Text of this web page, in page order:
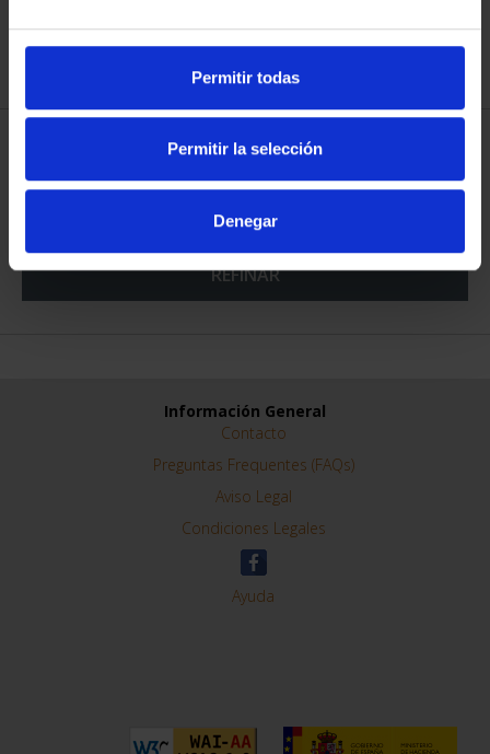
Permitir todas
Permitir la selección
Denegar
registrados
registrados
REFINAR
Información General
Contacto
Preguntas Frequentes (FAQs)
Aviso Legal
Condiciones Legales
Ayuda